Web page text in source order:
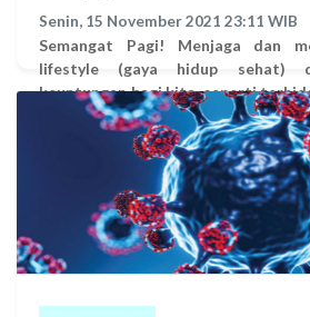
Senin, 15 November 2021 23:11 WIB
Semangat Pagi! Menjaga dan
lifestyle (gaya hidup sehat)
keuntungan bagi kita, seperti
penyakit dan bahkan bisa
penyakit seperti cancer, diabetes,
dapatkan pengetahuan lebih
webinar kesehatan bersama
memperingati Hari Kesehatan
Healthy Lifestyle sebagai Kunci
Kesehatan. Narasumber: dr. Steve Al Ghazali (Dokter
Yakes - Telkom) Moderator: dr. Shinta Novia (Dokter
Yakes -Telkom) Dilaksanakan pada: Hari, Tanggal: